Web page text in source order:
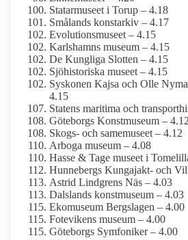
Statarmuseet i Torup – 4.18
Smålands konstarkiv – 4.17
Evolutions­museet – 4.15
Karlshamns museum – 4.15
De Kungliga Slotten – 4.15
Sjöhistoriska museet – 4.15
Syskonen Kajsa och Olle
4.15
Statens maritima och
Göteborgs Konstmuseum – 4.12
Skogs- och samemuseet – 4.12
Arboga museum – 4.08
Hasse & Tage museet i
Hunnebergs Kungajakt- och
Astrid Lindgrens Näs – 4.03
Dalslands konstmuseum – 4.03
Ekomuseum Bergslagen – 4.00
Fotevikens museum – 4.00
Göteborgs Symfoniker – 4.00